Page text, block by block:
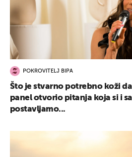
POKROVITELJ BIPA
Što je stvarno potrebno koži
panel otvorio pitanja koja si i
postavljamo...